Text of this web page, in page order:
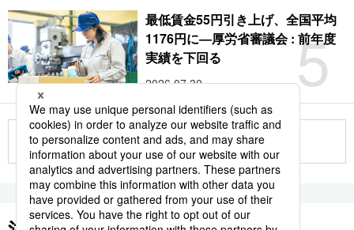
5
最低賃金55円引き上げ、全国平均
1176円に―厚労省審議会 : 前年度
実績を下回る
2026.07.30
もっと見る